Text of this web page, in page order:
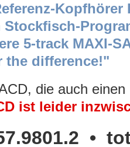
Kopfhörer
5-track MAXI-
the difference!"
die auch
ist leider
•